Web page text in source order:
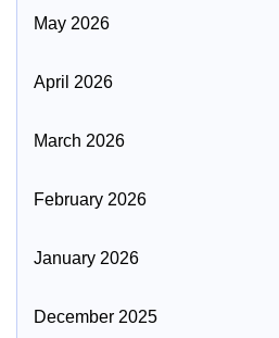
May 2026
April 2026
March 2026
February 2026
January 2026
December 2025